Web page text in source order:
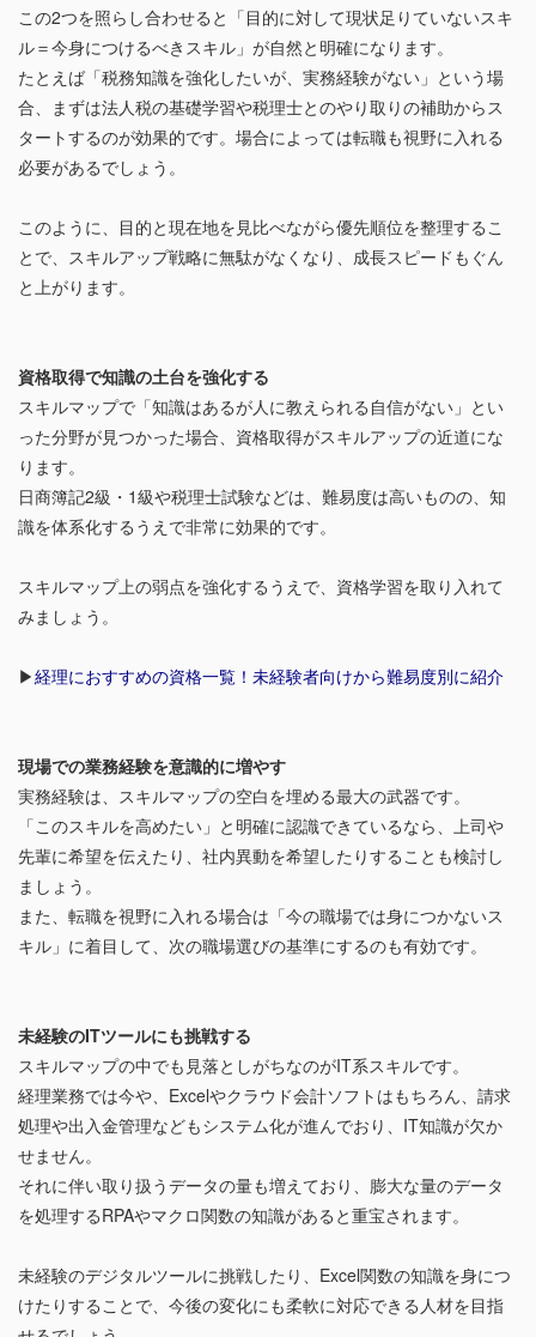
この2つを照らし合わせると「目的に対して現状足りていないスキ
ル＝今身につけるべきスキル」が自然と明確になります。
たとえば「税務知識を強化したいが、実務経験がない」という場
合、まずは法人税の基礎学習や税理士とのやり取りの補助からス
タートするのが効果的です。場合によっては転職も視野に入れる
必要があるでしょう。
このように、目的と現在地を見比べながら優先順位を整理するこ
とで、スキルアップ戦略に無駄がなくなり、成長スピードもぐん
と上がります。
資格取得で知識の土台を強化する
スキルマップで「知識はあるが人に教えられる自信がない」とい
った分野が見つかった場合、資格取得がスキルアップの近道にな
ります。
日商簿記2級・1級や税理士試験などは、難易度は高いものの、知
識を体系化するうえで非常に効果的です。
スキルマップ上の弱点を強化するうえで、資格学習を取り入れて
みましょう。
▶︎経理におすすめの資格一覧！未経験者向けから難易度別に紹介
現場での業務経験を意識的に増やす
実務経験は、スキルマップの空白を埋める最大の武器です。
「このスキルを高めたい」と明確に認識できているなら、上司や
先輩に希望を伝えたり、社内異動を希望したりすることも検討し
ましょう。
また、転職を視野に入れる場合は「今の職場では身につかないス
キル」に着目して、次の職場選びの基準にするのも有効です。
未経験のITツールにも挑戦する
スキルマップの中でも見落としがちなのがIT系スキルです。
経理業務では今や、Excelやクラウド会計ソフトはもちろん、請求
処理や出入金管理などもシステム化が進んでおり、IT知識が欠か
せません。
それに伴い取り扱うデータの量も増えており、膨大な量のデータ
を処理するRPAやマクロ関数の知識があると重宝されます。
未経験のデジタルツールに挑戦したり、Excel関数の知識を身につ
けたりすることで、今後の変化にも柔軟に対応できる人材を目指